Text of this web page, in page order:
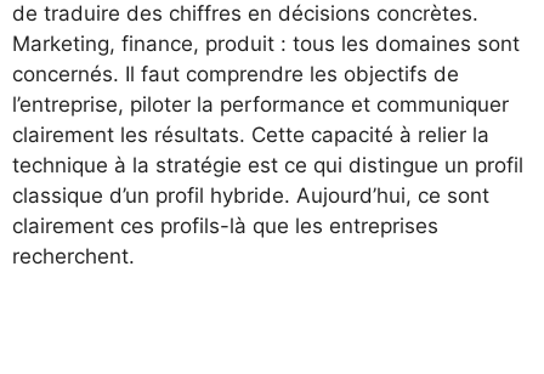
de traduire des chiffres en décisions concrètes.
Marketing, finance, produit : tous les domaines sont
concernés. Il faut comprendre les objectifs de
l’entreprise, piloter la performance et communiquer
clairement les résultats. Cette capacité à relier la
technique à la stratégie est ce qui distingue un profil
classique d’un profil hybride. Aujourd’hui, ce sont
clairement ces profils-là que les entreprises
recherchent.